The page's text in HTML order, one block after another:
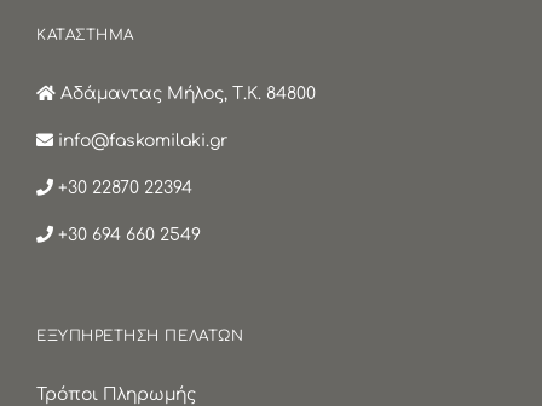
ΚΑΤΑΣΤΗΜΑ
Αδάμαντας Μήλος, Τ.Κ. 84800
info@faskomilaki.gr
+30 22870 22394
+30 694 660 2549
ΕΞΥΠΗΡΕΤΗΣΗ ΠΕΛΑΤΩΝ
Τρόποι Πληρωμής